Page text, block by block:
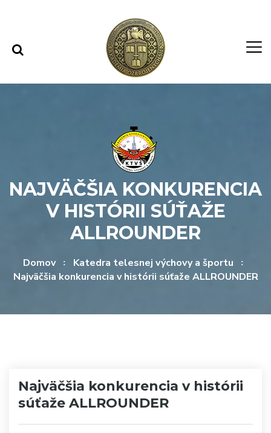
NAJVÄČŠIA KONKURENCIA
V HISTÓRII SÚŤAŽE
ALLROUNDER
Domov
Katedra telesnej výchovy a športu
Najväčšia konkurencia v histórii súťaže ALLROUNDER
Najväčšia konkurencia v histórii
súťaže ALLROUNDER